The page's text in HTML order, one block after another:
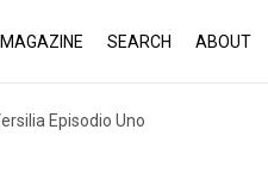
MAGAZINE SEARCH ABOUT
Episodio Uno